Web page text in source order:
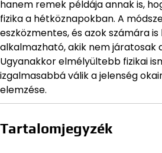
hanem remek példája annak is,
fizika a hétköznapokban. A
eszközmentes, és azok számára
alkalmazható, akik nem járatosak
Ugyanakkor elmélyültebb fizikai
izgalmasabbá válik a jelenség
elemzése.
Tartalomjegyzék